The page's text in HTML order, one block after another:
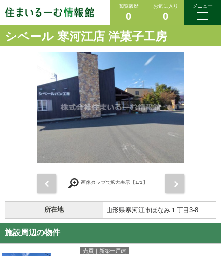
閲覧履歴
0
お気に入り
0
メニュー
シベール 寒河江店 洋菓子工房
画像タップで拡大表示【1/1】
所在地 山形県寒河江市ほなみ１丁目3-8
施設周辺の物件
売買｜新築一戸建